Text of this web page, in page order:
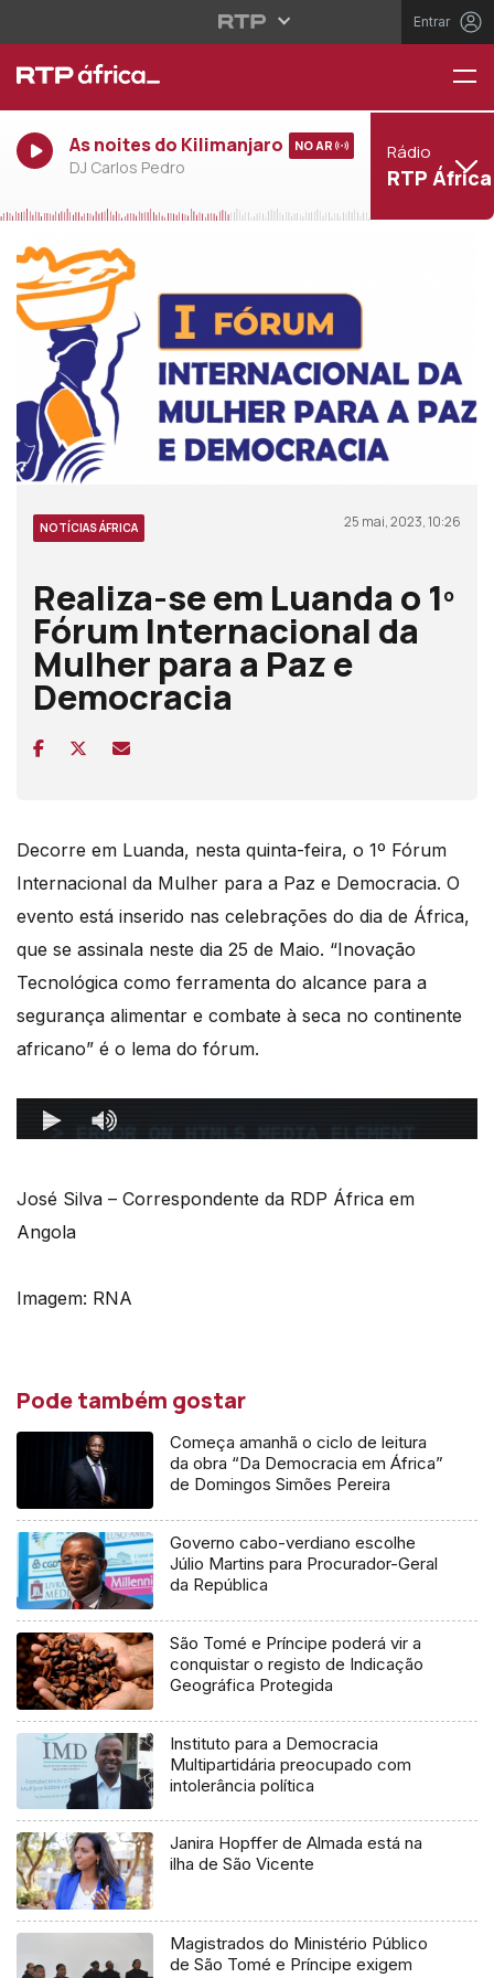
Entrar
As noites do Kilimanjaro
DJ Carlos Pedro
NO AR Rádio
RTP África
NOTÍCIAS ÁFRICA 25 mai, 2023, 10:26
Realiza-se em Luanda o 1º
Fórum Internacional da
Mulher para a Paz e
Democracia
Decorre em Luanda, nesta quinta-feira, o 1º Fórum
Internacional da Mulher para a Paz e Democracia. O
evento está inserido nas celebrações do dia de África,
que se assinala neste dia 25 de Maio. “Inovação
Tecnológica como ferramenta do alcance para a
segurança alimentar e combate à seca no continente
africano” é o lema do fórum.
José Silva – Correspondente da RDP África em
Angola
Imagem: RNA
Pode também gostar
Começa amanhã o ciclo de leitura
da obra “Da Democracia em África”
de Domingos Simões Pereira
Governo cabo-verdiano escolhe
Júlio Martins para Procurador-Geral
da República
São Tomé e Príncipe poderá vir a
conquistar o registo de Indicação
Geográfica Protegida
Instituto para a Democracia
Multipartidária preocupado com
intolerância política
Janira Hopffer de Almada está na
ilha de São Vicente
Magistrados do Ministério Público
de São Tomé e Príncipe exigem